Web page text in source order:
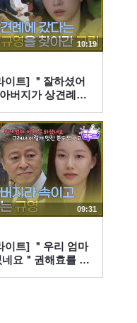
10:19
이트] ＂잘하셨어
버지가 상견례에
사랑이 온다] |
방송
09:31
이트] ＂우리 엄마
요＂권해효를 아